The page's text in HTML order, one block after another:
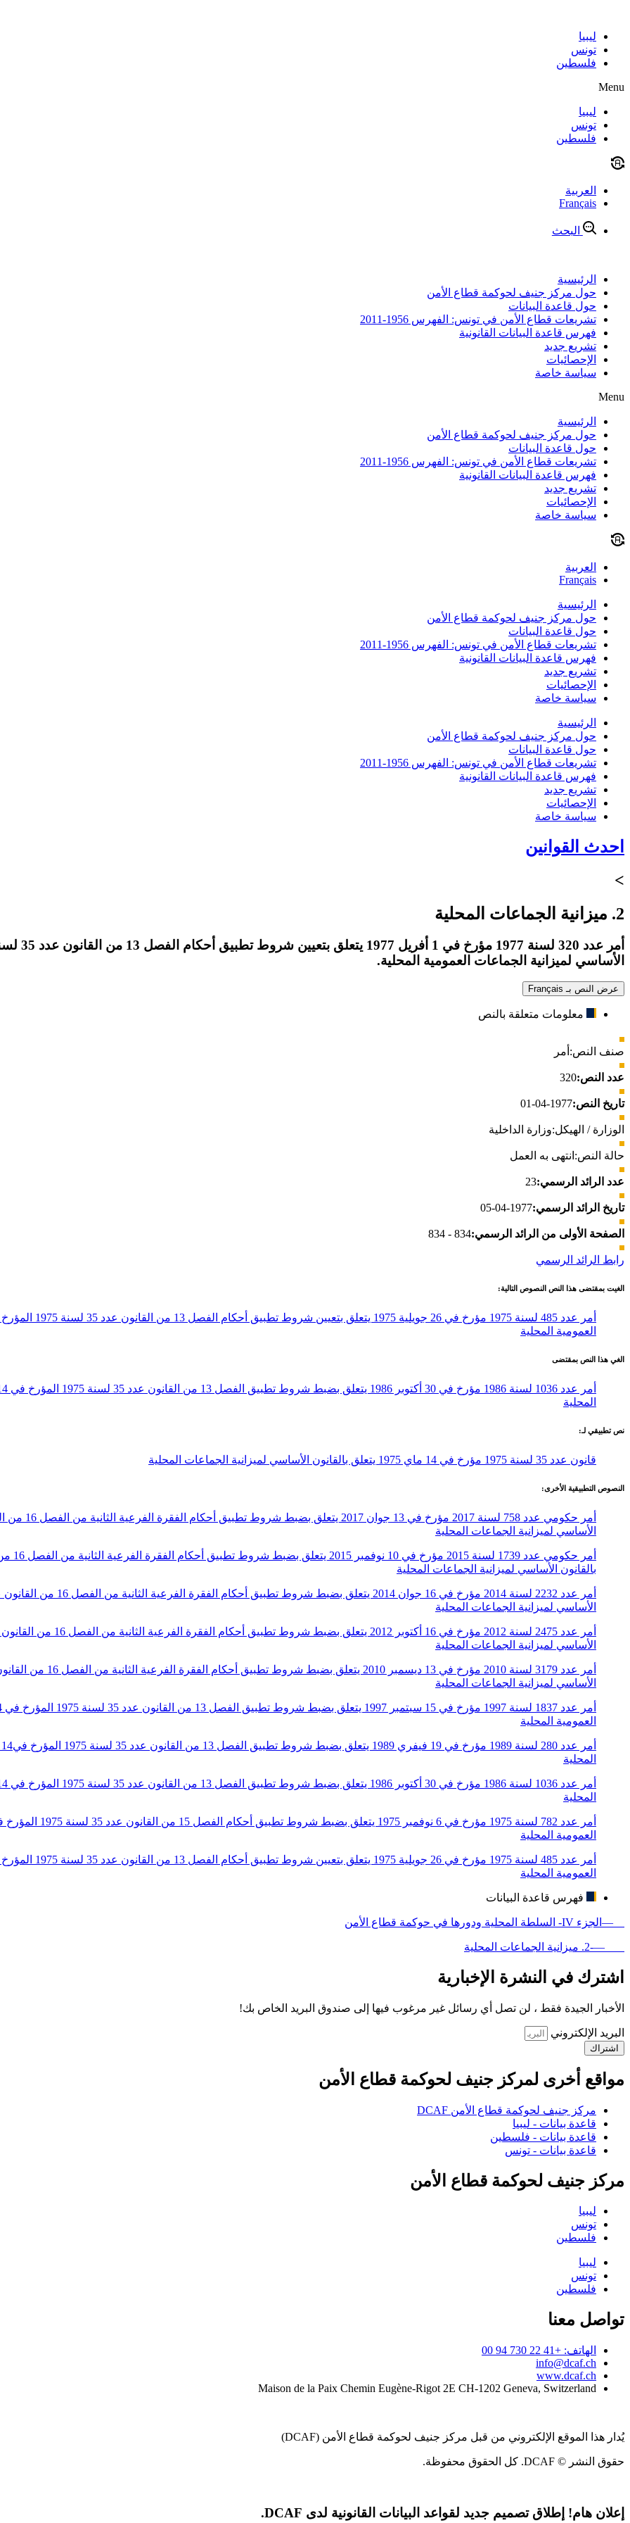
contentليبيا
تونس
فلسطين
Menu
ليبيا
تونس
فلسطين
العربية
Français
البحث
الرئيسية
حول مركز جنيف لحوكمة قطاع الأمن
حول قاعدة البيانات
تشريعات قطاع الأمن في تونس: الفهرس 1956-2011
فهرس قاعدة البيانات القانونية
تشريع جديد
الإحصائيات
سياسة خاصة
Menu
الرئيسية
حول مركز جنيف لحوكمة قطاع الأمن
حول قاعدة البيانات
تشريعات قطاع الأمن في تونس: الفهرس 1956-2011
فهرس قاعدة البيانات القانونية
تشريع جديد
الإحصائيات
سياسة خاصة
العربية
Français
الرئيسية
حول مركز جنيف لحوكمة قطاع الأمن
حول قاعدة البيانات
تشريعات قطاع الأمن في تونس: الفهرس 1956-2011
فهرس قاعدة البيانات القانونية
تشريع جديد
الإحصائيات
سياسة خاصة
الرئيسية
حول مركز جنيف لحوكمة قطاع الأمن
حول قاعدة البيانات
تشريعات قطاع الأمن في تونس: الفهرس 1956-2011
فهرس قاعدة البيانات القانونية
تشريع جديد
الإحصائيات
سياسة خاصة
احدث القوانين
>
2. ميزانية الجماعات المحلية
الأساسي لميزانية الجماعات العمومية المحلية.
عرض النص بـ Français
معلومات متعلقة بالنص
صنف النص: أمر
عدد النص:320
تاريخ النص:1977-04-01
الوزارة / الهيكل:وزارة الداخلية
حالة النص: انتهى به العمل
عدد الرائد الرسمي:23
تاريخ الرائد الرسمي:1977-04-05
الصفحة الأولى من الرائد الرسمي:834 - 834
رابط الرائد الرسمي
الغيت بمقتضى هذا النص النصوص التالية:
العمومية المحلية
الغي هذا النص بمقتضى
المحلية
نص تطبيقي لـ:
قانون عدد 35 لسنة 1975 مؤرخ في 14 ماي 1975 يتعلق بالقانون الأساسي لميزانية الجماعات المحلية
النصوص التطبيقية الأخرى:
الأساسي لميزانية الجماعات المحلية
بالقانون الأساسي لميزانية الجماعات المحلية
الأساسي لميزانية الجماعات المحلية
الأساسي لميزانية الجماعات المحلية
الأساسي لميزانية الجماعات المحلية
العمومية المحلية
المحلية
المحلية
العمومية المحلية
العمومية المحلية
فهرس قاعدة البيانات
—الجزء IV- السلطة المحلية ودورها في حوكمة قطاع الأمن
—-2. ميزانية الجماعات المحلية
اشترك في النشرة الإخبارية
الأخبار الجيدة فقط ، لن تصل أي رسائل غير مرغوب فيها إلى صندوق البريد الخاص بك!
البريد الإلكتروني
اشتراك
مواقع أخرى لمركز جنيف لحوكمة قطاع الأمن
مركز جنيف لحوكمة قطاع الأمن DCAF
قاعدة بيانات - ليبيا
قاعدة بيانات - فلسطين
قاعدة بيانات - تونس
مركز جنيف لحوكمة قطاع الأمن
ليبيا
تونس
فلسطين
ليبيا
تونس
فلسطين
تواصل معنا
الهاتف: +41 22 730 94 00
info@dcaf.ch
www.dcaf.ch
Maison de la Paix Chemin Eugène-Rigot 2E CH-1202 Geneva, Switzerland
يُدار هذا الموقع الإلكتروني من قبل مركز جنيف لحوكمة قطاع الأمن (DCAF)
حقوق النشر © DCAF. كل الحقوق محفوظة.
إعلان هام! إطلاق تصميم جديد لقواعد البيانات القانونية لدى DCAF.